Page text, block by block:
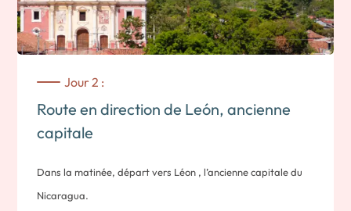
Jour 2 :
Route en direction de León, ancienne
capitale
Dans la matinée, départ vers Léon , l’ancienne capitale du
Nicaragua.